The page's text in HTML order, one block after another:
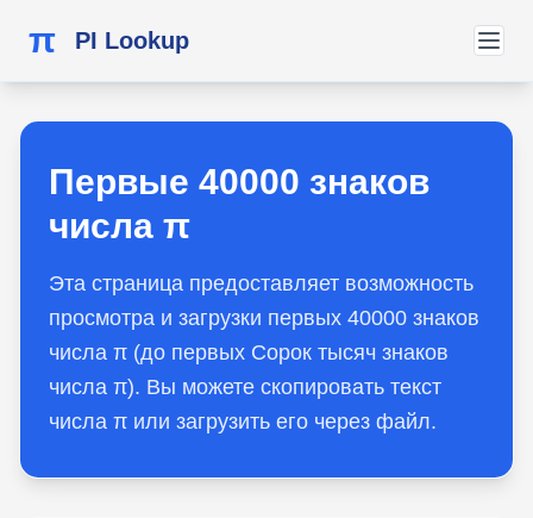
π PI Lookup
Первые 40000 знаков
числа π
Эта страница предоставляет возможность
просмотра и загрузки первых 40000 знаков
числа π (до первых Сорок тысяч знаков
числа π). Вы можете скопировать текст
числа π или загрузить его через файл.